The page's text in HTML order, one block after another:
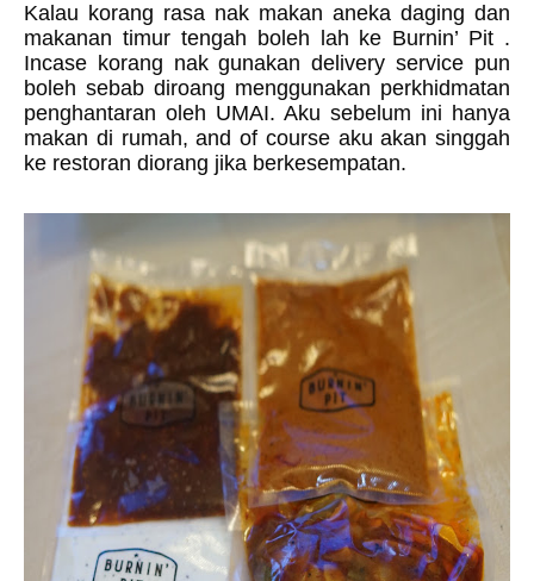
Kalau korang rasa nak makan aneka daging dan
makanan timur tengah boleh lah ke Burnin’ Pit .
Incase korang nak gunakan delivery service pun
boleh sebab diroang menggunakan perkhidmatan
penghantaran oleh UMAI. Aku sebelum ini hanya
makan di rumah, and of course aku akan singgah
ke restoran diorang jika berkesempatan.